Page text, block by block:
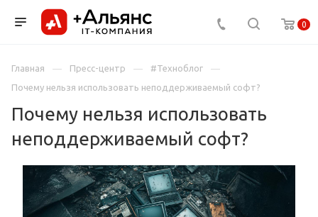
0
Главная Пресс-центр
#Техноблог
Почему нельзя использовать неподдерживаемый софт?
Почему нельзя использовать
неподдерживаемый софт?